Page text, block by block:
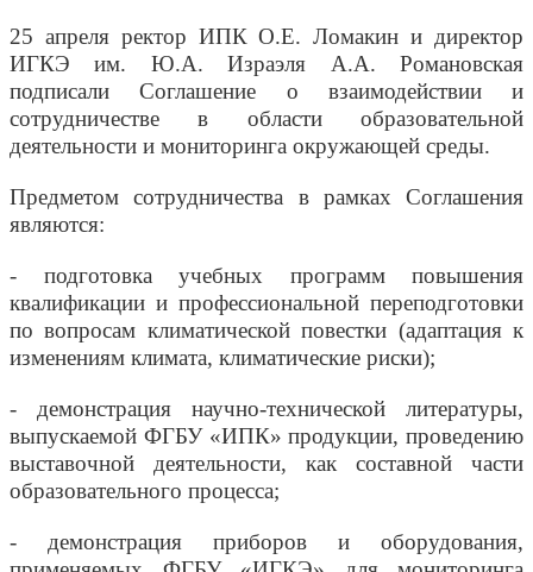
25 апреля ректор ИПК О.Е. Ломакин и директор
ИГКЭ им. Ю.А. Израэля А.А. Романовская
подписали Соглашение о взаимодействии и
сотрудничестве в области образовательной
деятельности и мониторинга окружающей среды.
Предметом сотрудничества в рамках Соглашения
являются:
- подготовка учебных программ повышения
квалификации и профессиональной переподготовки
по вопросам климатической повестки (адаптация к
изменениям климата, климатические риски);
- демонстрация научно-технической литературы,
выпускаемой ФГБУ «ИПК» продукции, проведению
выставочной деятельности, как составной части
образовательного процесса;
- демонстрация приборов и оборудования,